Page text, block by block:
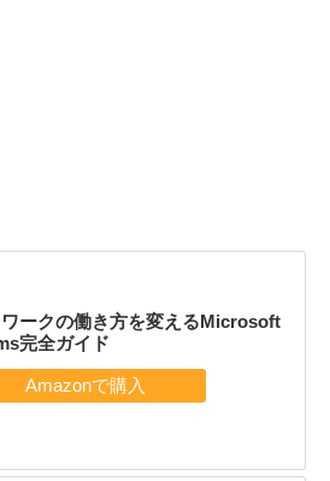
ークの働き方を変えるMicrosoft
完全ガイド